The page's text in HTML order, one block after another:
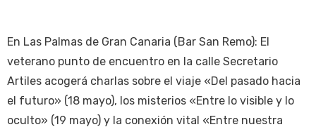
En Las Palmas de Gran Canaria (Bar San Remo): El
veterano punto de encuentro en la calle Secretario
Artiles acogerá charlas sobre el viaje «Del pasado hacia
el futuro» (18 mayo), los misterios «Entre lo visible y lo
oculto» (19 mayo) y la conexión vital «Entre nuestra